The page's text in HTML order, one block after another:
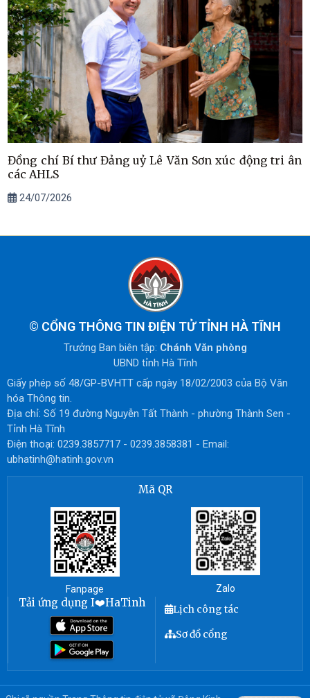
Đồng chí Bí thư Đảng uỷ Lê Văn Sơn xúc động tri ân
các AHLS
24/07/2026
© CỔNG THÔNG TIN ĐIỆN TỬ TỈNH HÀ TĨNH
Trưởng Ban biên tập: Chánh Văn phòng
UBND tỉnh Hà Tĩnh
Giấy phép số 48/GP-BVHTT cấp ngày 18/02/2003 của Bộ Văn
hóa Thông tin.
Địa chỉ: Số 19 đường Nguyễn Tất Thành - phường Thành Sen -
Tỉnh Hà Tĩnh
Điện thoại: 0239.3857717 - 0239.3858381 - Email:
ubhatinh@hatinh.gov.vn
Mã QR
Fanpage Zalo
Tải ứng dụng I❤️HaTinh
Lịch công tác
Sơ đồ cổng